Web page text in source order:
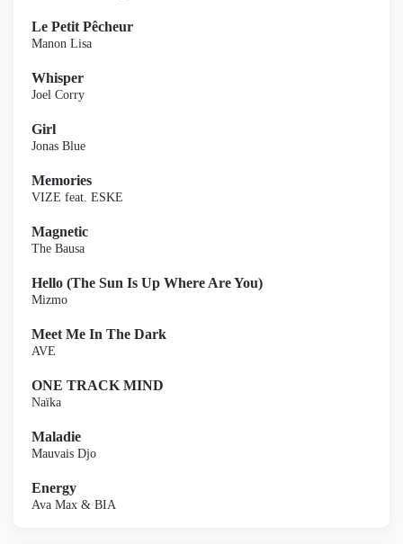
Le Petit Pêcheur
Manon Lisa
Whisper
Joel Corry
Girl
Jonas Blue
Memories
VIZE feat. ESKE
Magnetic
The Bausa
Hello (The Sun Is Up Where Are You)
Mizmo
Meet Me In The Dark
AVE
ONE TRACK MIND
Naïka
Maladie
Mauvais Djo
Energy
Ava Max & BIA